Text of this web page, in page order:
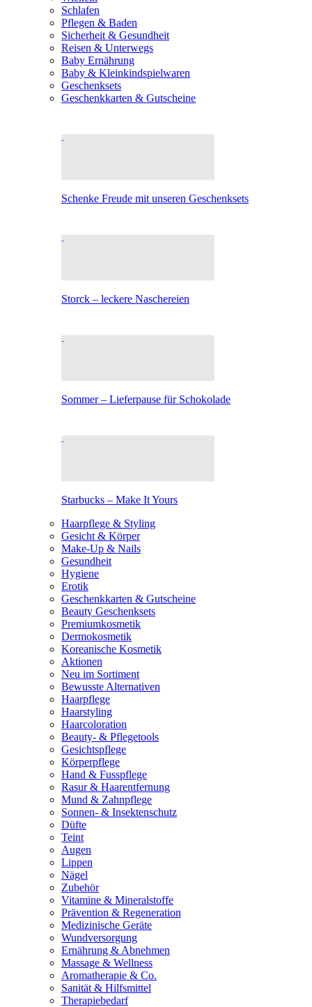
Schlafen
Pflegen & Baden
Sicherheit & Gesundheit
Reisen & Unterwegs
Baby Ernährung
Baby & Kleinkindspielwaren
Geschenksets
Geschenkkarten & Gutscheine
Schenke Freude mit unseren Geschenksets
Storck – leckere Naschereien
Sommer – Lieferpause für Schokolade
Starbucks – Make It Yours
Haarpflege & Styling
Gesicht & Körper
Make-Up & Nails
Gesundheit
Hygiene
Erotik
Geschenkkarten & Gutscheine
Beauty Geschenksets
Premiumkosmetik
Dermokosmetik
Koreanische Kosmetik
Aktionen
Neu im Sortiment
Bewusste Alternativen
Haarpflege
Haarstyling
Haarcoloration
Beauty- & Pflegetools
Gesichtspflege
Körperpflege
Hand & Fusspflege
Rasur & Haarentfernung
Mund & Zahnpflege
Sonnen- & Insektenschutz
Düfte
Teint
Augen
Lippen
Nägel
Zubehör
Vitamine & Mineralstoffe
Prävention & Regeneration
Medizinische Geräte
Wundversorgung
Ernährung & Abnehmen
Massage & Wellness
Aromatherapie & Co.
Sanität & Hilfsmittel
Therapiebedarf